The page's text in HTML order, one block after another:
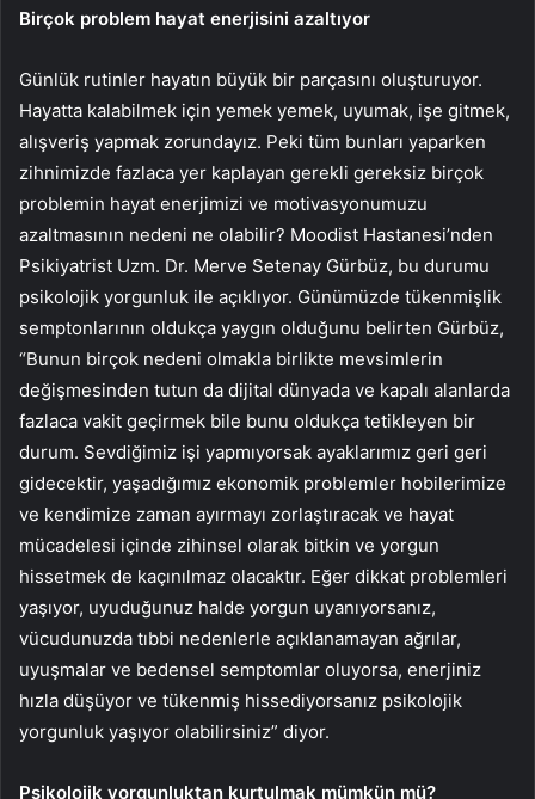
Birçok problem hayat enerjisini azaltıyor
Günlük rutinler hayatın büyük bir parçasını oluşturuyor.
Hayatta kalabilmek için yemek yemek, uyumak, işe gitmek,
alışveriş yapmak zorundayız. Peki tüm bunları yaparken
zihnimizde fazlaca yer kaplayan gerekli gereksiz birçok
problemin hayat enerjimizi ve motivasyonumuzu
azaltmasının nedeni ne olabilir? Moodist Hastanesi’nden
Psikiyatrist Uzm. Dr. Merve Setenay Gürbüz, bu durumu
psikolojik yorgunluk ile açıklıyor. Günümüzde tükenmişlik
semptonlarının oldukça yaygın olduğunu belirten Gürbüz,
“Bunun birçok nedeni olmakla birlikte mevsimlerin
değişmesinden tutun da dijital dünyada ve kapalı alanlarda
fazlaca vakit geçirmek bile bunu oldukça tetikleyen bir
durum. Sevdiğimiz işi yapmıyorsak ayaklarımız geri geri
gidecektir, yaşadığımız ekonomik problemler hobilerimize
ve kendimize zaman ayırmayı zorlaştıracak ve hayat
mücadelesi içinde zihinsel olarak bitkin ve yorgun
hissetmek de kaçınılmaz olacaktır. Eğer dikkat problemleri
yaşıyor, uyuduğunuz halde yorgun uyanıyorsanız,
vücudunuzda tıbbi nedenlerle açıklanamayan ağrılar,
uyuşmalar ve bedensel semptomlar oluyorsa, enerjiniz
hızla düşüyor ve tükenmiş hissediyorsanız psikolojik
yorgunluk yaşıyor olabilirsiniz” diyor.
Psikolojik yorgunluktan kurtulmak mümkün mü?